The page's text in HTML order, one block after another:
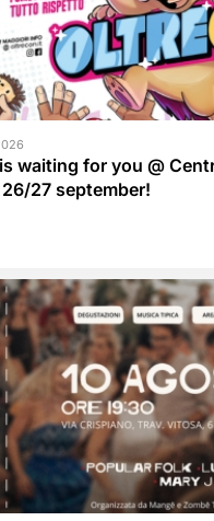
is waiting for you @
27 september!